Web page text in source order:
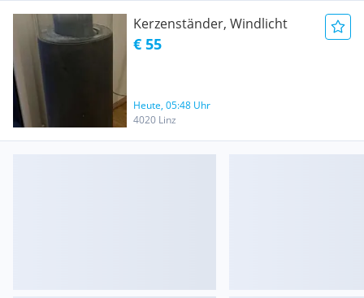
Kerzenständer, Windlicht
€ 55
Heute, 05:48 Uhr
4020 Linz